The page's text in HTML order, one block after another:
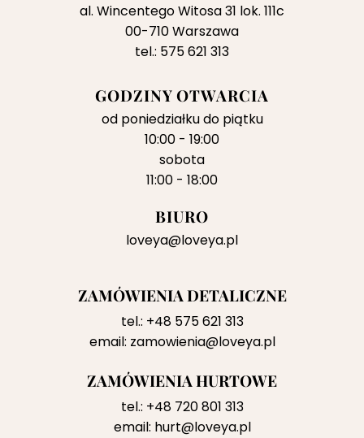
al. Wincentego Witosa 31 lok. 111c
00-710 Warszawa
tel.: 575 621 313
GODZINY OTWARCIA
od poniedziałku do piątku
10:00 - 19:00
sobota
11:00 - 18:00
BIURO
loveya@loveya.pl
ZAMÓWIENIA DETALICZNE
tel.: +48 575 621 313
email: zamowienia@loveya.pl
ZAMÓWIENIA HURTOWE
tel.: +48 720 801 313
email: hurt@loveya.pl